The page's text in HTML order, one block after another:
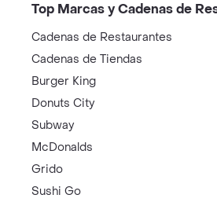
Top Marcas y Cadenas de
Cadenas de Restaurantes
Cadenas de Tiendas
Burger King
Donuts City
Subway
McDonalds
Grido
Sushi Go